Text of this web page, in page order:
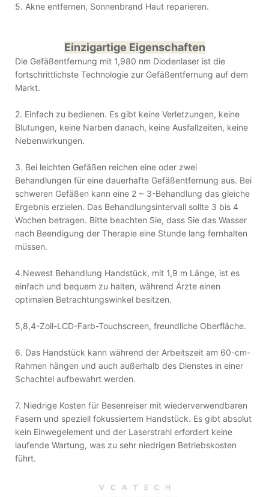
5. Akne entfernen, Sonnenbrand Haut reparieren.
Einzigartige Eigenschaften
Die Gefäßentfernung mit 1,980 nm Diodenlaser ist die
fortschrittlichste Technologie zur Gefäßentfernung auf dem
Markt.
2. Einfach zu bedienen. Es gibt keine Verletzungen, keine
Blutungen, keine Narben danach, keine Ausfallzeiten, keine
Nebenwirkungen.
3. Bei leichten Gefäßen reichen eine oder zwei
Behandlungen für eine dauerhafte Gefäßentfernung aus. Bei
schweren Gefäßen kann eine 2 ~ 3-Behandlung das gleiche
Ergebnis erzielen. Das Behandlungsintervall sollte 3 bis 4
Wochen betragen. Bitte beachten Sie, dass Sie das Wasser
nach Beendigung der Therapie eine Stunde lang fernhalten
müssen.
4.Newest Behandlung Handstück, mit 1,9 m Länge, ist es
einfach und bequem zu halten, während Ärzte einen
optimalen Betrachtungswinkel besitzen.
5,8,4-Zoll-LCD-Farb-Touchscreen, freundliche Oberfläche.
6. Das Handstück kann während der Arbeitszeit am 60-cm-
Rahmen hängen und auch außerhalb des Dienstes in einer
Schachtel aufbewahrt werden.
7. Niedrige Kosten für Besenreiser mit wiederverwendbaren
Fasern und speziell fokussiertem Handstück. Es gibt absolut
kein Einwegelement und der Laserstrahl erfordert keine
laufende Wartung, was zu sehr niedrigen Betriebskosten
führt.